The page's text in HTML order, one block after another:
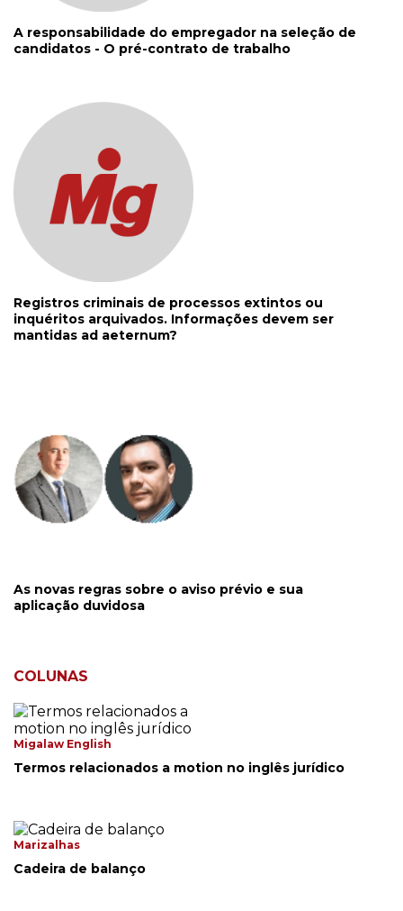
A responsabilidade do empregador na seleção de
candidatos - O pré-contrato de trabalho
Registros criminais de processos extintos ou
inquéritos arquivados. Informações devem ser
mantidas ad aeternum?
As novas regras sobre o aviso prévio e sua
aplicação duvidosa
COLUNAS
Migalaw English
Termos relacionados a motion no inglês jurídico
Marizalhas
Cadeira de balanço